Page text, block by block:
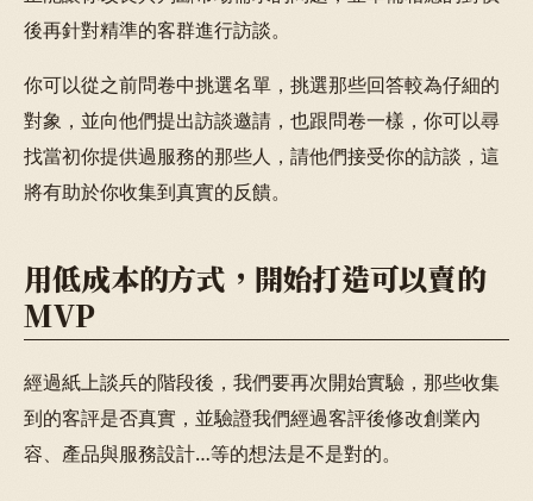
後再針對精準的客群進行訪談。
你可以從之前問卷中挑選名單，挑選那些回答較為仔細的
對象，並向他們提出訪談邀請，也跟問卷一樣，你可以尋
找當初你提供過服務的那些人，請他們接受你的訪談，這
將有助於你收集到真實的反饋。
用低成本的方式，開始打造可以賣的
MVP
經過紙上談兵的階段後，我們要再次開始實驗，那些收集
到的客評是否真實，並驗證我們經過客評後修改創業內
容、產品與服務設計…等的想法是不是對的。